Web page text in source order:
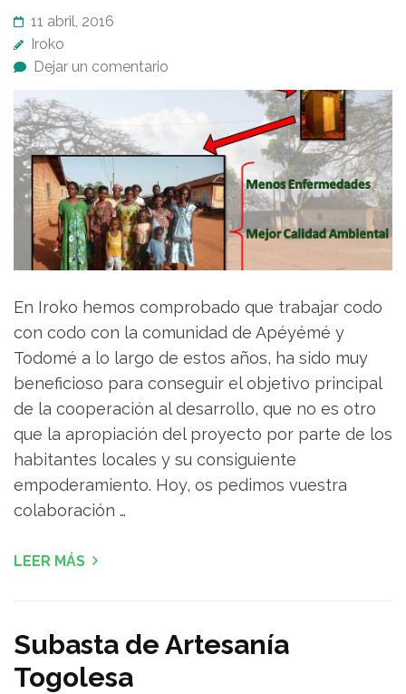
11 abril, 2016
Iroko
Dejar un comentario
En Iroko hemos comprobado que trabajar codo
con codo con la comunidad de Apéyémé y
Todomé a lo largo de estos años, ha sido muy
beneficioso para conseguir el objetivo principal
de la cooperación al desarrollo, que no es otro
que la apropiación del proyecto por parte de los
habitantes locales y su consiguiente
empoderamiento. Hoy, os pedimos vuestra
colaboración …
LEER MÁS
Subasta de Artesanía
Togolesa